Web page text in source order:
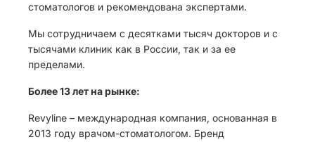
стоматологов и рекомендована экспертами.
Мы сотрудничаем с десятками тысяч докторов и с
тысячами клиник как в России, так и за ее
пределами.
Более 13 лет на рынке:
Revyline – международная компания, основанная в
2013 году врачом-стоматологом. Бренд